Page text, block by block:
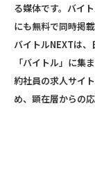
る媒体です。バイ
にも無料で同時掲載
バイトルNEXTは
「バイトル」に集
約社員の求人サイ
め、顕在層からの